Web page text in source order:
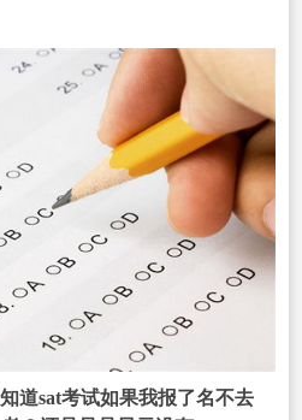
道sat考试如果我报了名不去